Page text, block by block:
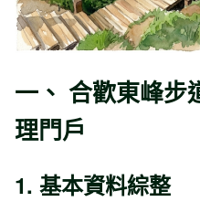
一、 合歡東峰步
理門戶
1. 基本資料綜整